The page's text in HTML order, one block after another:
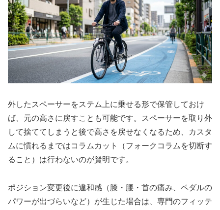
外したスペーサーをステム上に乗せる形で保管しておけ
ば、元の高さに戻すことも可能です。スペーサーを取り外
して捨ててしまうと後で高さを戻せなくなるため、カスタ
ムに慣れるまではコラムカット（フォークコラムを切断す
ること）は行わないのが賢明です。
ポジション変更後に違和感（膝・腰・首の痛み、ペダルの
パワーが出づらいなど）が生じた場合は、専門のフィッテ